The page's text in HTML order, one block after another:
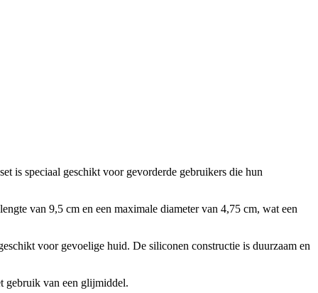
is speciaal geschikt voor gevorderde gebruikers die hun
van 9,5 cm en een maximale diameter van 4,75 cm, wat een
voor gevoelige huid. De siliconen constructie is duurzaam en
gebruik van een glijmiddel.